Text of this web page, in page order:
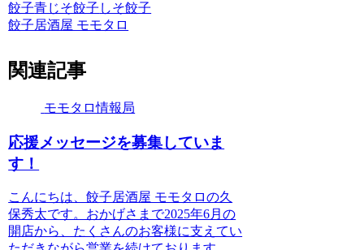
餃子青じそ餃子 しそ餃子
餃子居酒屋 モモタロ
関連記事
モモタロ情報局
応援メッセージを募集していま
す！
こんにちは、餃子居酒屋 モモタロの久
保秀太です。おかげさまで2025年6月の
開店から、たくさんのお客様に支えてい